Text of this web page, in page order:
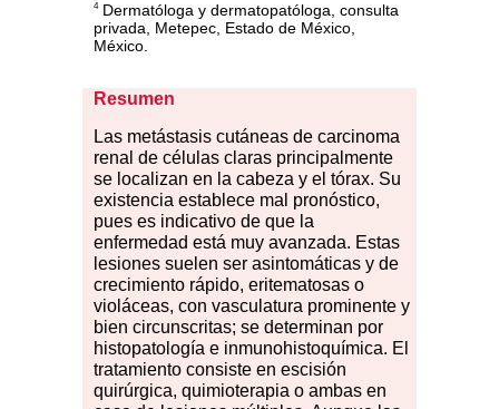
4Dermatóloga y dermatopatóloga, consulta
privada, Metepec, Estado de México,
México.
Resumen
Las metástasis cutáneas de carcinoma
renal de células claras principalmente
se localizan en la cabeza y el tórax. Su
existencia establece mal pronóstico,
pues es indicativo de que la
enfermedad está muy avanzada. Estas
lesiones suelen ser asintomáticas y de
crecimiento rápido, eritematosas o
violáceas, con vasculatura prominente y
bien circunscritas; se determinan por
histopatología e inmunohistoquímica. El
tratamiento consiste en escisión
quirúrgica, quimioterapia o ambas en